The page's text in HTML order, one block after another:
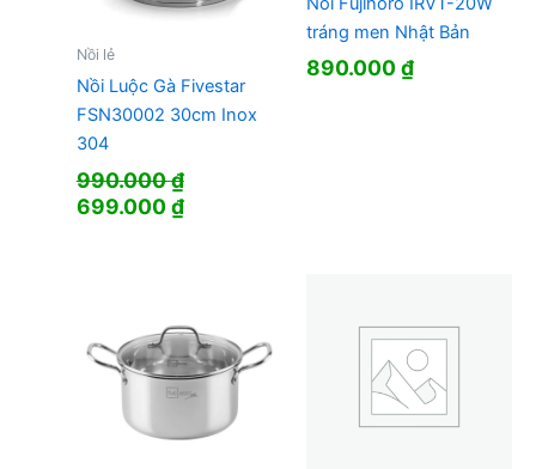
Nồi lẻ
Nồi Luộc Gà Fivestar
FSN30002 30cm Inox
304
990.000₫
Giá
699.000₫Giá
tráng men Nhật Bản
890.000₫